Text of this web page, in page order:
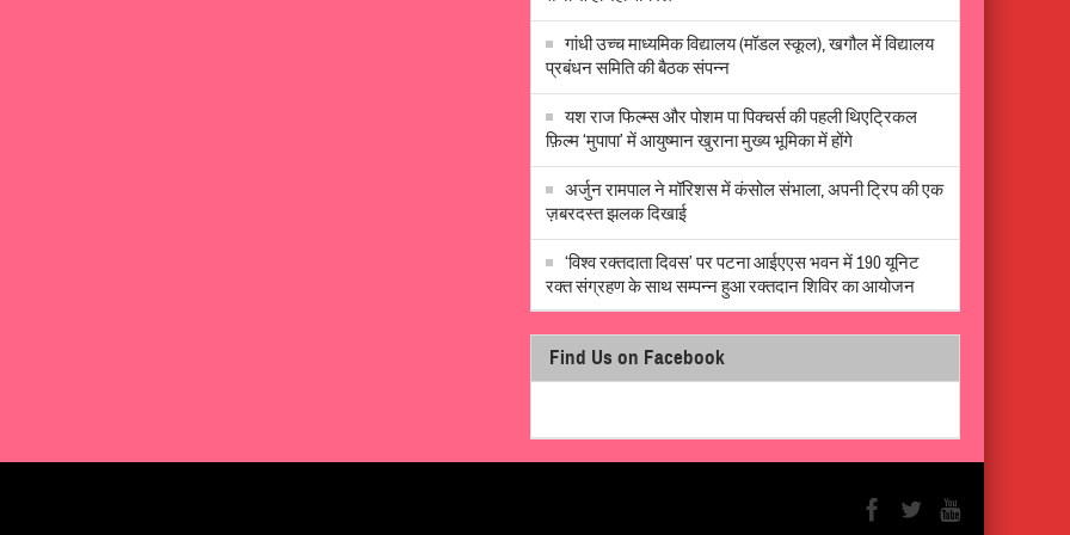
गांधी उच्च माध्यमिक विद्यालय (मॉडल स्कूल), खगौल में विद्यालय
प्रबंधन समिति की बैठक संपन्न
यश राज फिल्म्स और पोशम पा पिक्चर्स की पहली थिएट्रिकल
फ़िल्म ‘मुपापा’ में आयुष्मान खुराना मुख्य भूमिका में होंगे
अर्जुन रामपाल ने मॉरिशस में कंसोल संभाला, अपनी ट्रिप की एक
ज़बरदस्त झलक दिखाई
‘विश्व रक्तदाता दिवस’ पर पटना आईएएस भवन में 190 यूनिट
रक्त संग्रहण के साथ सम्पन्न हुआ रक्तदान शिविर का आयोजन
Find Us on Facebook